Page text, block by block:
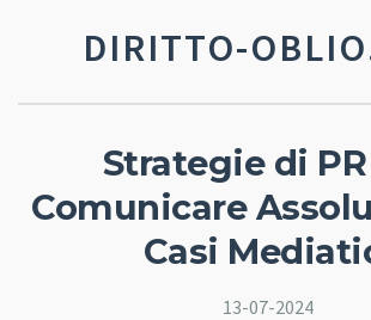
DIRITTO-
Strategie di
Comunicare
Casi
13-07-2024